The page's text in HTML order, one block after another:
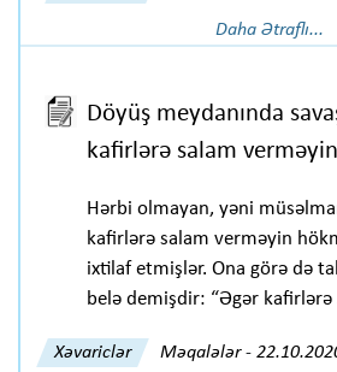
Daha Ətraflı...
Döyüş meydanında
kafirlərə salam
Hərbi olmayan, yəni
kafirlərə salam verməyin
ixtilaf etmişlər. Ona görə də
belə demişdir: “Əgər kafirlərə
Xəvariclər Məqalələr-